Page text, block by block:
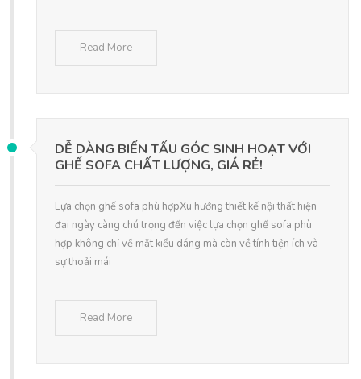
Read More
DỄ DÀNG BIẾN TẤU GÓC SINH HOẠT VỚI
GHẾ SOFA CHẤT LƯỢNG, GIÁ RẺ!
Lựa chọn ghế sofa phù hợpXu hướng thiết kế nội thất hiện
đại ngày càng chú trọng đến việc lựa chọn ghế sofa phù
hợp không chỉ về mặt kiểu dáng mà còn về tính tiện ích và
sự thoải mái
Read More